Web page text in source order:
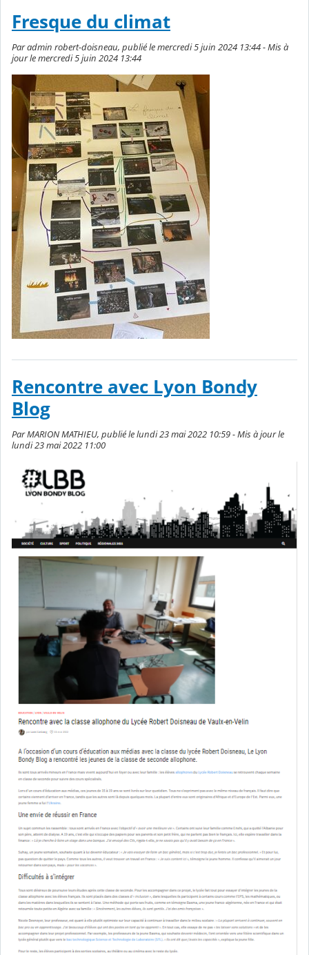
Fresque du climat
Par admin robert-doisneau, publié le mercredi 5 juin 2024 13:44 - Mis à
jour le mercredi 5 juin 2024 13:44
Rencontre avec Lyon Bondy
Blog
Par MARION MATHIEU, publié le lundi 23 mai 2022 10:59 - Mis à jour le
lundi 23 mai 2022 11:00